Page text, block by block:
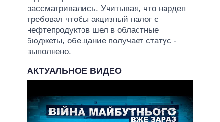
рассматривались. Учитывая, что нардеп
требовал чтобы акцизный налог с
нефтепродуктов шел в областные
бюджеты, обещание получает статус -
выполнено.
АКТУАЛЬНОЕ ВИДЕО